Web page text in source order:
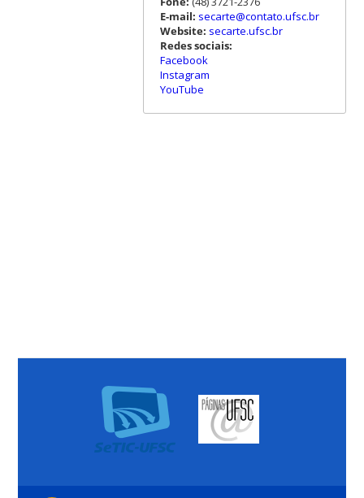
E-mail: secarte@contato.ufsc.br
Website: secarte.ufsc.br
Redes sociais:
Facebook
Instagram
YouTube